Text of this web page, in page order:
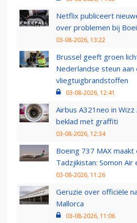
Netflix publiceert
over problemen bij
03-08-2026, 13:22
Brussel geeft groen
Nederlandse steun aan
vliegtuigbrandstoffen
03-08-2026, 12:41
Airbus A321neo in
beklad met graffiti
03-08-2026, 12:34
Boeing 737 MAX maakt
Tadzjikistan: Somon
03-08-2026, 11:26
Geruzie over officiële
Mallorca
03-08-2026, 11:06